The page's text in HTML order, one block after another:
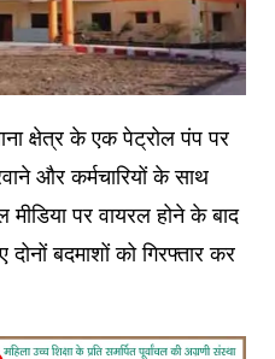
क्षेत्र के एक पेट्रोल पंप पर
और कर्मचारियों के साथ
पर वायरल होने के बाद
बदमाशों को गिरफ्तार कर